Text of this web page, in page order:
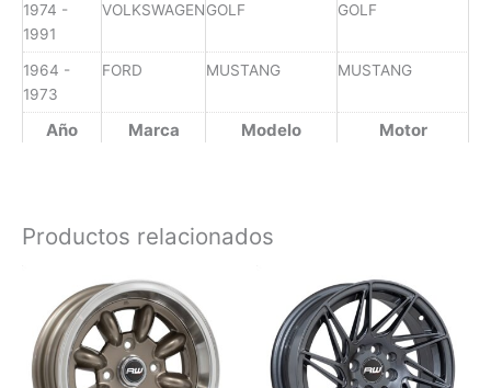
Año Marca Modelo Motor
1974 -
1991
VOLKSWAGENGOLF GOLF
1964 -
1973
FORD MUSTANG MUSTANG
Productos relacionados